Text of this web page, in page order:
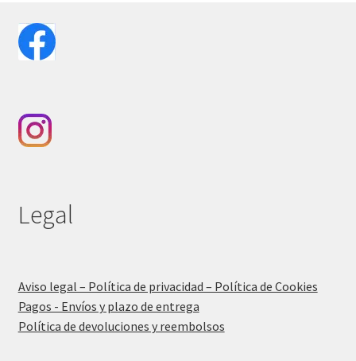
Legal
Aviso legal – Política de privacidad – Política de Cookies
Pagos - Envíos y plazo de entrega
Política de devoluciones y reembolsos